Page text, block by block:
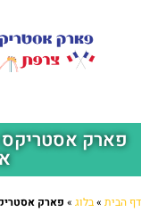
פארק
דף הבית »בלוג » פארק